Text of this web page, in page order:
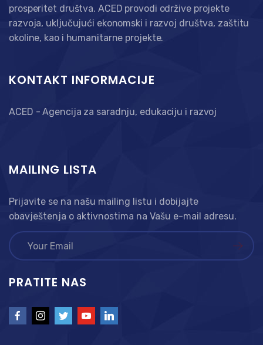
prosperitet društva. ACED provodi održive projekte
razvoja, uključujući ekonomski i razvoj društva, zaštitu
okoline, kao i humanitarne projekte.
KONTAKT INFORMACIJE
ACED - Agencija za saradnju, edukaciju i razvoj
MAILING LISTA
Prijavite se na našu mailing listu i dobijajte
obavještenja o aktivnostima na Vašu e-mail adresu.
PRATITE NAS